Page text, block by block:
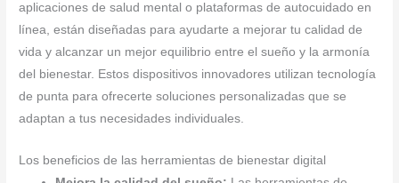
aplicaciones de salud mental o plataformas de autocuidado en
línea, están diseñadas para ayudarte a mejorar tu calidad de
vida y alcanzar un mejor equilibrio entre el sueño y la armonía
del bienestar. Estos dispositivos innovadores utilizan tecnología
de punta para ofrecerte soluciones personalizadas que se
adaptan a tus necesidades individuales.
Los beneficios de las herramientas de bienestar digital